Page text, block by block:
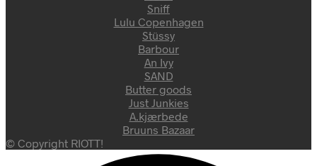
Sniff
Lulu Copenhagen
Stüssy
Barbour
An Ivy
SAND
Butter goods
Just Junkies
A.kjærbede
Bruuns Bazaar
© Copyright RIOTT!